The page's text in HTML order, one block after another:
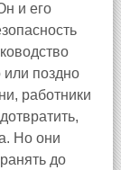
и его
или поздно
работники
Но они
до